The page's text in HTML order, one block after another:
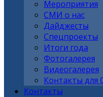
Мероприятия
СМИ о нас
Дайджесты
Спецпроекты
Итоги года
Фотогалерея
Видеогалерея
Контакты для
Контакты